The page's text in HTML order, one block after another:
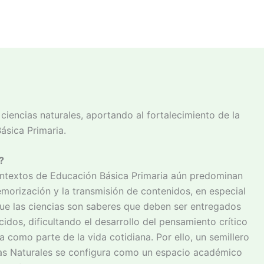
naturales, aportando al fortalecimiento de la
Primaria.
de Educación Básica Primaria aún predominan
y la transmisión de contenidos, en especial
las ciencias son saberes que deben ser entregados
dificultando el desarrollo del pensamiento crítico
como parte de la vida cotidiana. Por ello, un semillero
Naturales se configura como un espacio académico